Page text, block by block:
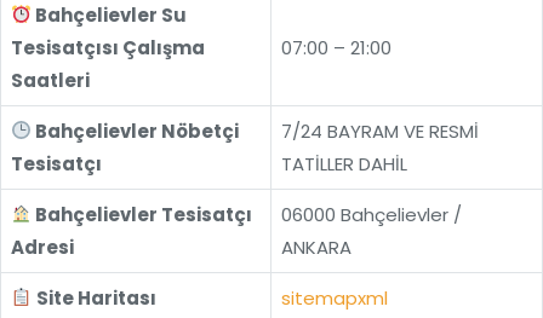
Bahçelievler Su
Tesisatçısı Çalışma
Saatleri
07:00 – 21:00
Bahçelievler Nöbetçi
Tesisatçı
7/24 BAYRAM VE RESMİ
TATİLLER DAHİL
Bahçelievler Tesisatçı
Adresi
06000 Bahçelievler /
ANKARA
Site Haritası
sitemapxml